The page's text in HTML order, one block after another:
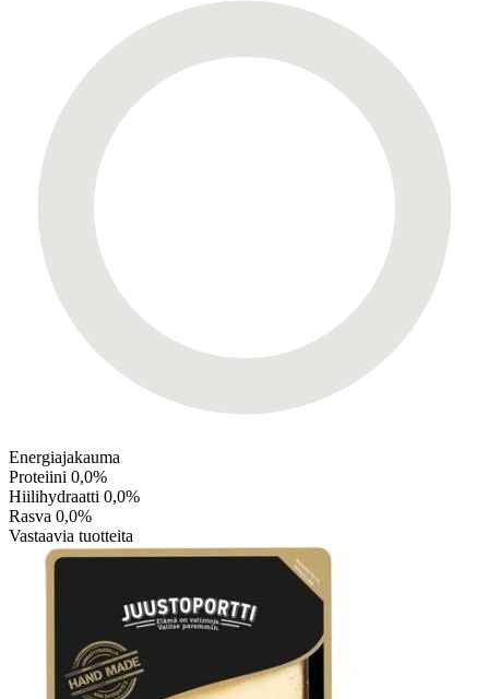
Energiajakauma
Proteiini 0,0%
Hiilihydraatti 0,0%
Rasva 0,0%
Vastaavia tuotteita